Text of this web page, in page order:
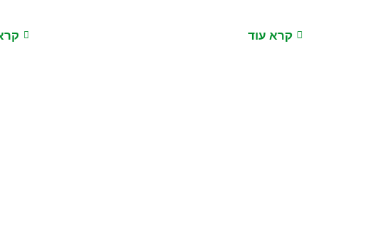
קרא עוד